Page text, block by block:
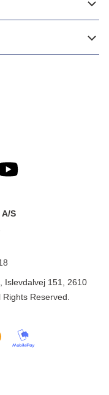
S
Islevdalvej 151, 2610
Reserved.